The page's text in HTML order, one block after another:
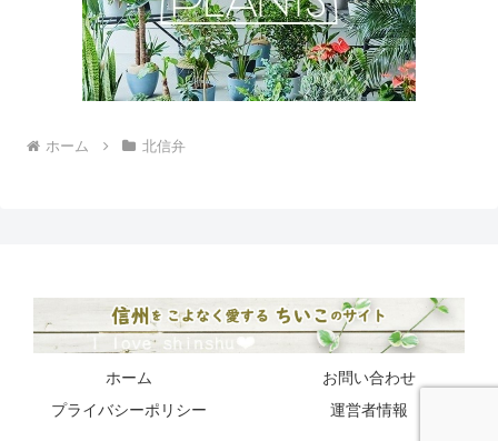
ホーム 北信弁
ホーム
お問い合わせ
プライバシーポリシー
運営者情報